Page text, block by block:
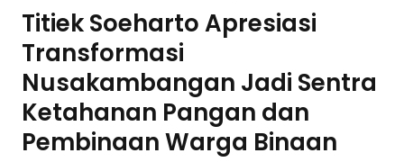
Titiek Soeharto Apresiasi
Transformasi
Nusakambangan Jadi Sentra
Ketahanan Pangan dan
Pembinaan Warga Binaan